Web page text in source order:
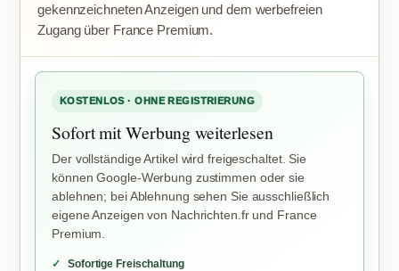
gekennzeichneten Anzeigen und dem werbefreien
Zugang über France Premium.
KOSTENLOS · OHNE REGISTRIERUNG
Sofort mit Werbung weiterlesen
Der vollständige Artikel wird freigeschaltet. Sie
können Google-Werbung zustimmen oder sie
ablehnen; bei Ablehnung sehen Sie ausschließlich
eigene Anzeigen von Nachrichten.fr und France
Premium.
Sofortige Freischaltung